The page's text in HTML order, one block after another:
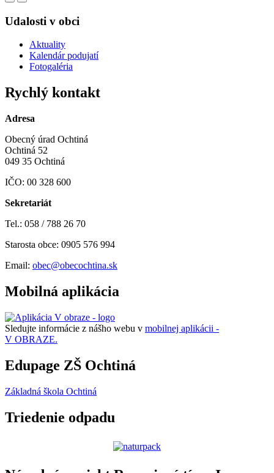
Udalosti v obci
Aktuality
Kalendár podujatí
Fotogaléria
Rychlý kontakt
Adresa
Obecný úrad Ochtiná
Ochtiná 52
049 35 Ochtiná
IČO: 00 328 600
Sekretariát
Tel.: 058 / 788 26 70
Starosta obce: 0905 576 994
Email: obec@obecochtina.sk
Mobilná aplikácia
Sledujte informácie z nášho webu v mobilnej aplikácii -
V OBRAZE.
Edupage ZŠ Ochtiná
Základná škola Ochtiná
Triedenie odpadu